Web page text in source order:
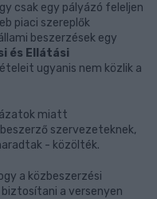
csak egy pályázó feleljen
piaci szereplők
beszerzések egy
és Ellátási
ugyanis nem közlik a
miatt
szervezeteknek,
- közölték.
a közbeszerzési
a versenyen